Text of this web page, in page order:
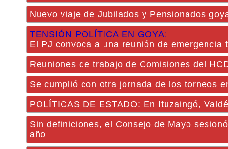
Nuevo viaje de Jubilados y Pensionados
TENSIÓN POLÍTICA EN GOYA:
El PJ convoca a una reunión de emergencia
Reuniones de trabajo de Comisiones del
Se cumplió con otra jornada de los torneos
POLÍTICAS DE ESTADO: En Ituzaingó,
Sin definiciones, el Consejo de Mayo
año